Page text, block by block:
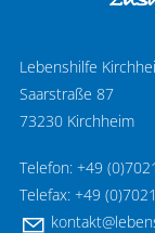
Lebenshilfe
Saarstraße 87
73230 Kirchheim
Telefon: +49
Telefax: +49
k nt kt l b